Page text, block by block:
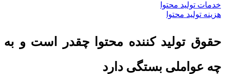
خدمات تولید محتوا
هزینه تولید محتوا
حقوق تولید کننده محتوا چقدر است و به
چه عواملی بستگی دارد